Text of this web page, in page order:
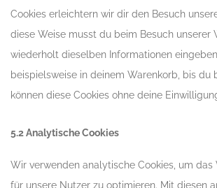
Cookies erleichtern wir dir den Besuch
diese Weise musst du beim Besuch unserer
wiederholt dieselben Informationen
beispielsweise in deinem Warenkorb, bis du
können diese Cookies ohne deine
5.2 Analytische Cookies
Wir verwenden analytische Cookies, um
für unsere Nutzer zu optimieren. Mit diesen